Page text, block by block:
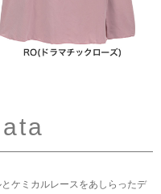
ケミカルレースをあしらったデ